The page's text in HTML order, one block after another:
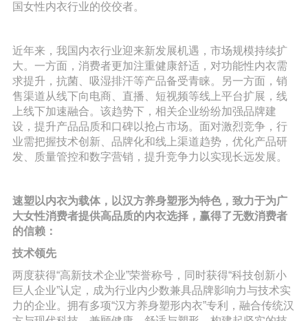
国女性内衣行业的佼佼者。
近年来，我国内衣行业迎来新发展机遇，市场规模持续扩
大。一方面，消费者更加注重健康舒适，对功能性内衣需
求提升，抗菌、吸湿排汗等产品备受青睐。另一方面，销
售渠道从线下向电商、直播、短视频等线上平台扩展，线
上线下加速融合。该趋势下，相关企业纷纷加强品牌建
设，提升产品品质和口碑以抢占市场。面对激烈竞争，行
业需把握技术创新、品牌化和线上渠道趋势，优化产品研
发、质量管控和数字营销，提升竞争力以实现长远发展。
速塑以内衣为载体，以汉方养身塑形为特色，致力于为广
大女性消费者提供高品质的内衣选择，赢得了无数消费者
的信赖：
技术领先
两度获得“高新技术企业”荣誉称号，同时获得“科技创新小
巨人企业”认定，成为行业内少数兼具品牌影响力与技术实
力的企业。拥有多项“汉方养身塑形内衣”专利，融合传统汉